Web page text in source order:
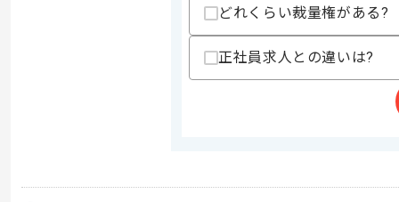
どれくらい裁量権がある?
正社員求人との違いは?